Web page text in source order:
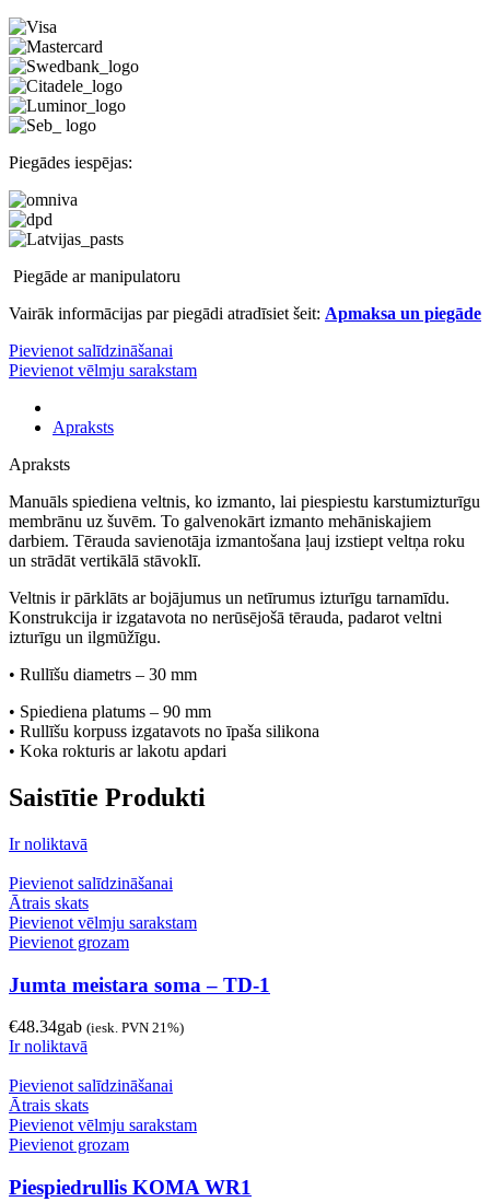
Piegādes iespējas:
Piegāde ar manipulatoru
Vairāk informācijas par piegādi atradīsiet šeit: Apmaksa un piegāde
Pievienot salīdzināšanai
Pievienot vēlmju sarakstam
Apraksts
Apraksts
Manuāls spiediena veltnis, ko izmanto, lai piespiestu karstumizturīgu
membrānu uz šuvēm. To galvenokārt izmanto mehāniskajiem
darbiem. Tērauda savienotāja izmantošana ļauj izstiept veltņa roku
un strādāt vertikālā stāvoklī.
Veltnis ir pārklāts ar bojājumus un netīrumus izturīgu tarnamīdu.
Konstrukcija ir izgatavota no nerūsējošā tērauda, ​​padarot veltni
izturīgu un ilgmūžīgu.
• Rullīšu diametrs – 30 mm
• Spiediena platums – 90 mm
• Rullīšu korpuss izgatavots no īpaša silikona
• Koka rokturis ar lakotu apdari
Saistītie Produkti
Ir noliktavā
Pievienot salīdzināšanai
Ātrais skats
Pievienot vēlmju sarakstam
Pievienot grozam
Jumta meistara soma – TD-1
€48.34gab (iesk. PVN 21%)
Ir noliktavā
Pievienot salīdzināšanai
Ātrais skats
Pievienot vēlmju sarakstam
Pievienot grozam
Piespiedrullis KOMA WR1